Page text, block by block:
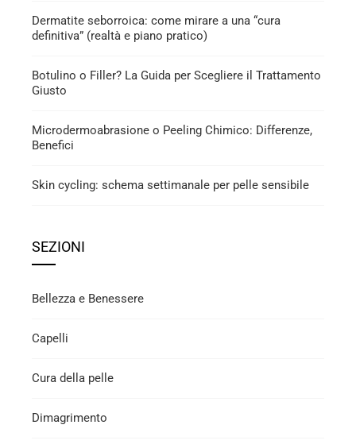
Dermatite seborroica: come mirare a una “cura
definitiva” (realtà e piano pratico)
Botulino o Filler? La Guida per Scegliere il Trattamento
Giusto
Microdermoabrasione o Peeling Chimico: Differenze,
Benefici
Skin cycling: schema settimanale per pelle sensibile
SEZIONI
Bellezza e Benessere
Capelli
Cura della pelle
Dimagrimento